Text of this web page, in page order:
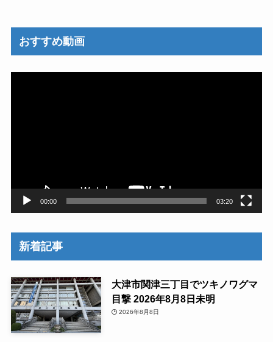
おすすめ動画
00:00 03:20
新着記事
大津市関津三丁目でツキノワグマ
目撃 2026年8月8日未明
2026年8月8日